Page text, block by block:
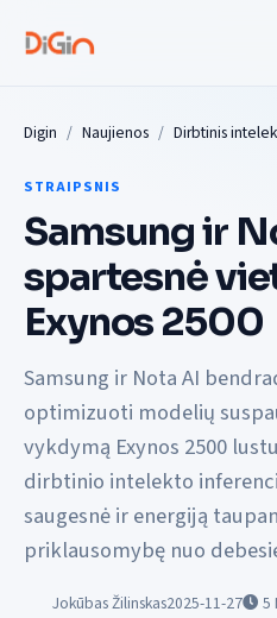
Digin Naujienos Dirbtinis
STRAIPSNIS
Samsung ir
spartesnė
Exynos 2500
Samsung ir Nota AI
optimizuoti modelių
vykdymą Exynos 2500
dirbtinio intelekto
saugesnė ir energiją
priklausomybę nuo
Jokūbas Žilinskas2025-11-27 5